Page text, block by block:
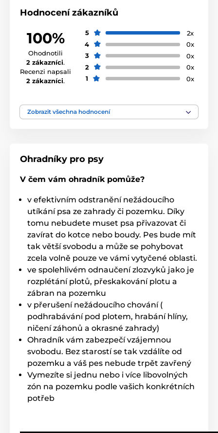
Hodnocení zákazníků
100%
Ohodnotili
2 zákazníci.
Recenzi napsali
2 zákazníci.
5
2x
4
0x
3
0x
2
0x
1
0x
Zobrazit všechna hodnocení
Ohradníky pro psy
V čem vám ohradník pomůže?
v efektivním odstranění nežádoucího
utíkání psa ze zahrady či pozemku. Díky
tomu nebudete muset psa přivazovat či
zavírat do kotce nebo boudy. Pes bude mít
tak větší svobodu a může se pohybovat
zcela volně pouze ve vámi vytyčené oblasti.
ve spolehlivém odnaučení zlozvyků jako je
rozplétání plotů, přeskakování plotu a
zábran na pozemku
v přerušení nežádoucího chování (
podhrabávání pod plotem, hrabání hlíny,
ničení záhonů a okrasné zahrady)
Ohradník vám zabezpečí vzájemnou
svobodu. Bez starostí se tak vzdálíte od
pozemku a váš pes nebude trpět zavřený
Vymezíte si jednu nebo i více libovolných
zón na pozemku podle vašich konkrétních
potřeb